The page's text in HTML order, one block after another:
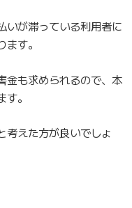
いが滞っている利用者に
す。
金も求められるので、本
。
考えた方が良いでしょ